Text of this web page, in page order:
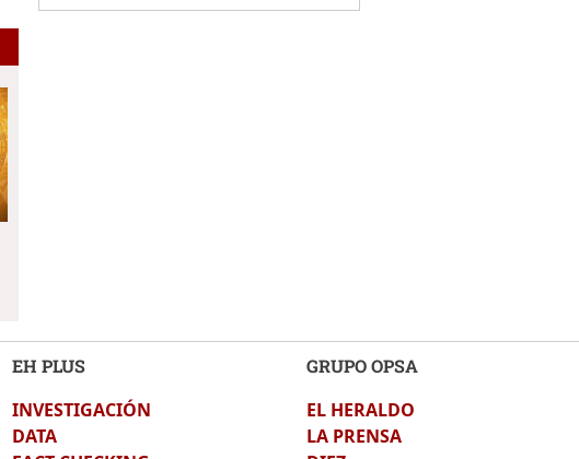
EH PLUS
INVESTIGACIÓN
DATA
GRUPO OPSA
EL HERALDO
LA PRENSA